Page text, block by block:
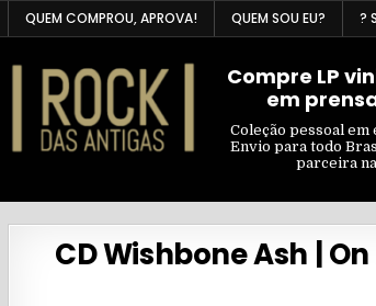
Skip
to
content
QUEM COMPROU, APROVA! QUEM SOU EU? ?
Compre LP
em
Coleção pessoal
Envio para todo
parceira
CD Wishbone Ash |